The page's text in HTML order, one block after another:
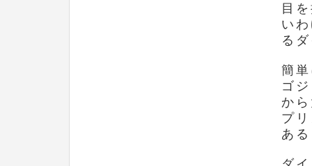
目
い
る
簡
ゴ
か
プ
あ